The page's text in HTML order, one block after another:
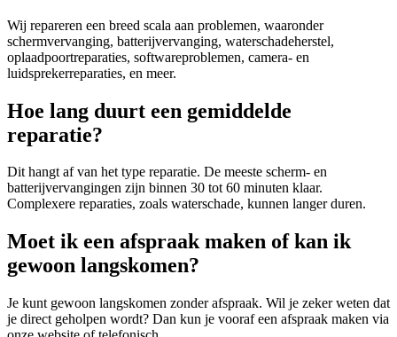
Wij repareren een breed scala aan problemen, waaronder
schermvervanging, batterijvervanging, waterschadeherstel,
oplaadpoortreparaties, softwareproblemen, camera- en
luidsprekerreparaties, en meer.
Hoe lang duurt een gemiddelde
reparatie?
Dit hangt af van het type reparatie. De meeste scherm- en
batterijvervangingen zijn binnen 30 tot 60 minuten klaar.
Complexere reparaties, zoals waterschade, kunnen langer duren.
Moet ik een afspraak maken of kan ik
gewoon langskomen?
Je kunt gewoon langskomen zonder afspraak. Wil je zeker weten dat
je direct geholpen wordt? Dan kun je vooraf een afspraak maken via